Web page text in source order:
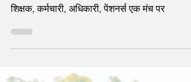
Dec 1, 2021
2 min read
गुरुजी भड़के हुए हैं - सुनो सरकार रहो
सावधान!
शिक्षक, कर्मचारी, अधिकारी, पेंशनर्स एक मंच पर